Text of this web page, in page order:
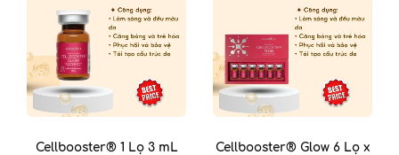
Cellbooster® 1 Lọ 3 mL
Cellbooster® Glow 6 Lọ x